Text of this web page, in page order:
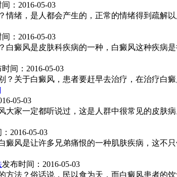
：2016-05-03
情绪，是人都会产生的，正常的情绪得到疏解
：2016-05-03
白癜风是皮肤科疾病的一种，白癜风这种疾病
时间：2016-05-03
？关于白癜风，患者要赶早去治疗，在治疗白
05-03
大家一定都听说过，这是人群中很常见的皮肤
2016-05-03
癜风是让许多兄弟痛恨的一种肌肤疾病，这不
发布时间：2016-05-03
方法？俗话说，民以食为天，而白癜风患者的